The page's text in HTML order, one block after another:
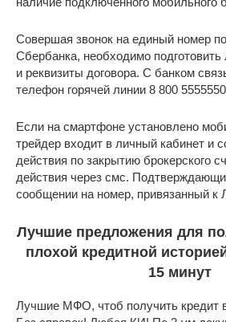
Совершая звонок на единый номер
Сбербанка, необходимо
и реквизиты договора. С банком
телефон горячей линии 8 800
Если на смартфоне установлено
трейдер входит в личный кабинет и
действия по закрытию брокерского
действия через смс.
сообщении на номер, привязанный
Лучшие предложения для
плохой кредитной
15 минут
Лучшие МФО, чтоб получить кредит